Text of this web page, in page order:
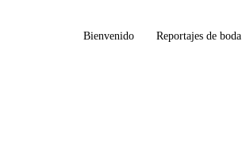
Bienvenido Reportajes de boda